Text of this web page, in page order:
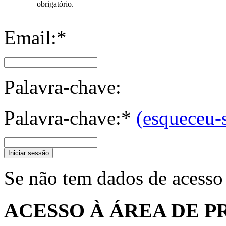
obrigatório.
Email:*
Palavra-chave:
Palavra-chave:* (esqueceu-
Iniciar sessão
Se não tem dados de
ACESSO À ÁREA DE